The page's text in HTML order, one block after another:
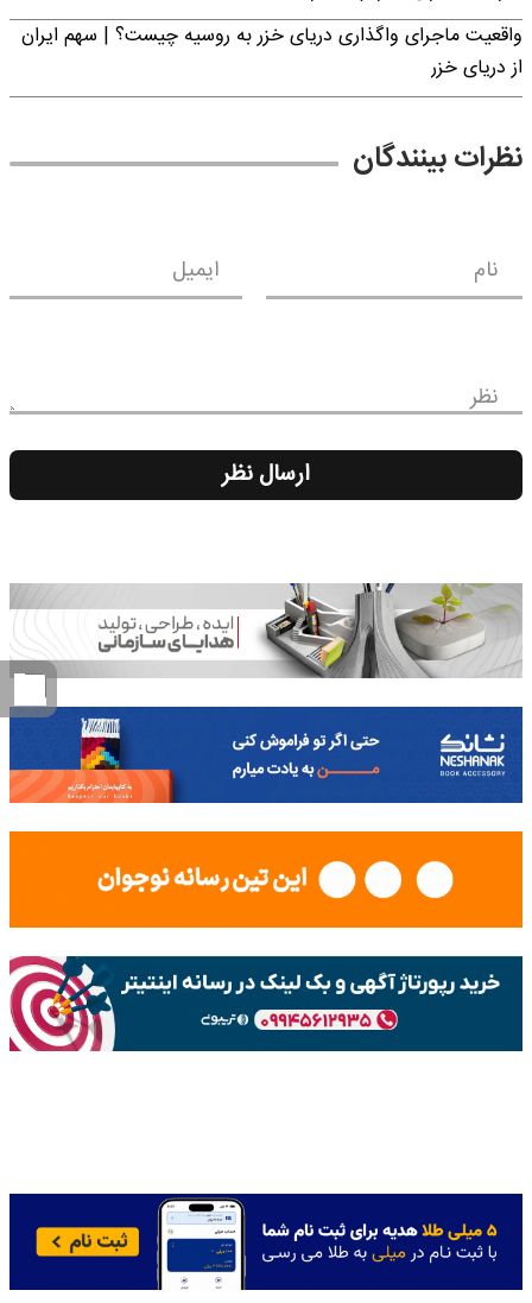
واقعیت ماجرای واگذاری دریای خزر به روسیه چیست؟ | سهم ایران
از دریای خزر
نظرات بینندگان
نام ایمیل
نظر
ارسال نظر